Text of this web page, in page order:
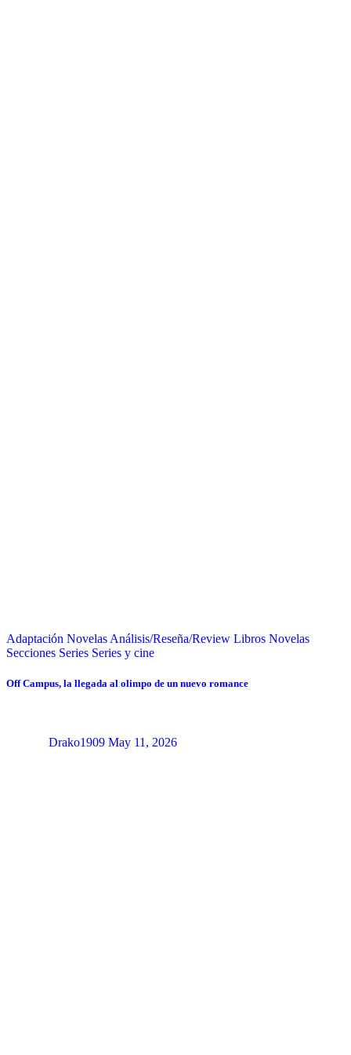
Adaptación Novelas Análisis/Reseña/Review Libros Novelas
Secciones Series Series y cine
Off Campus, la llegada al olimpo de un nuevo romance
Drako1909 May 11, 2026